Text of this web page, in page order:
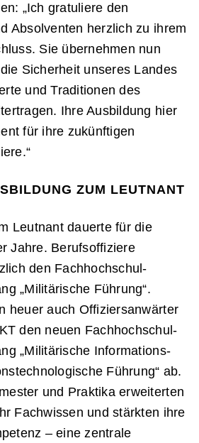
„Ich gratuliere den
Absolventen herzlich zu ihrem
Sie übernehmen nun
Sicherheit unseres Landes
und Traditionen des
Ihre Ausbildung hier
für ihre zukünftigen
ZUM LEUTNANT
Leutnant dauerte für die
Jahre. Berufsoffiziere
den Fachhochschul-
„Militärische Führung“.
heuer auch Offiziersanwärter
den neuen Fachhochschul-
„Militärische Informations-
Führung“ ab.
und Praktika erweiterten
Fachwissen und stärkten ihre
– eine zentrale